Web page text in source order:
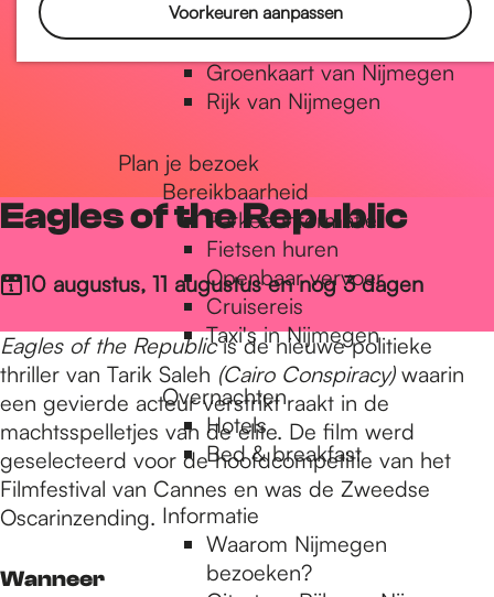
Voorkeuren aanpassen
Natuur in Nijmegen
Groenkaart van Nijmegen
Rijk van Nijmegen
Plan je bezoek
Bereikbaarheid
Parkeerinformatie
Fietsen huren
Openbaar vervoer
Cruisereis
Taxi's in Nijmegen
Overnachten
Hotels
Bed & breakfast
Informatie
Waarom Nijmegen
bezoeken?
Eagles of the Republic
10 augustus, 11 augustus en nog 3 dagen
Eagles of the Republicis de nieuwe politieke
thriller van Tarik Saleh (Cairo Conspiracy)waarin
een gevierde acteur verstrikt raakt in de
machtsspelletjes van de elite. De film werd
geselecteerd voor de hoofdcompetitie van het
Filmfestival van Cannes en was de Zweedse
Oscarinzending.
Wanneer